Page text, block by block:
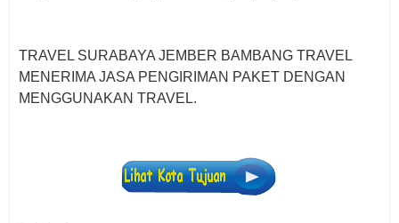
TRAVEL SURABAYA JEMBER BAMBANG TRAVEL
MENERIMA JASA PENGIRIMAN PAKET DENGAN
MENGGUNAKAN TRAVEL.